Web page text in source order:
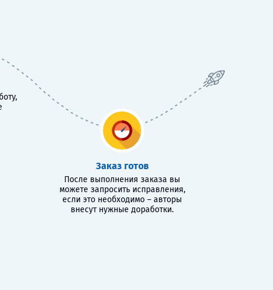
Заказ готов
После выполнения заказа вы
можете запросить исправления,
если это необходимо – авторы
внесут нужные доработки.